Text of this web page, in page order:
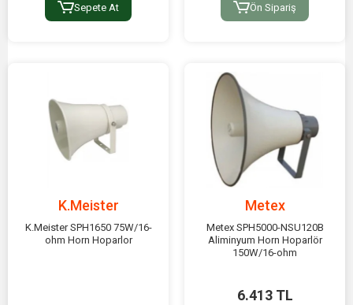
Sepete At Ön Sipariş
K.Meister
K.Meister SPH1650 75W/16-
ohm Horn Hoparlor
Metex
Metex SPH5000-NSU120B
Aliminyum Horn Hoparlör
150W/16-ohm
6.413 TL